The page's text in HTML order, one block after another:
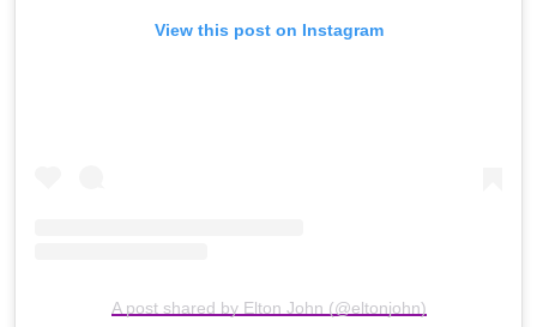
View this post on Instagram
A post shared by Elton John (@eltonjohn)